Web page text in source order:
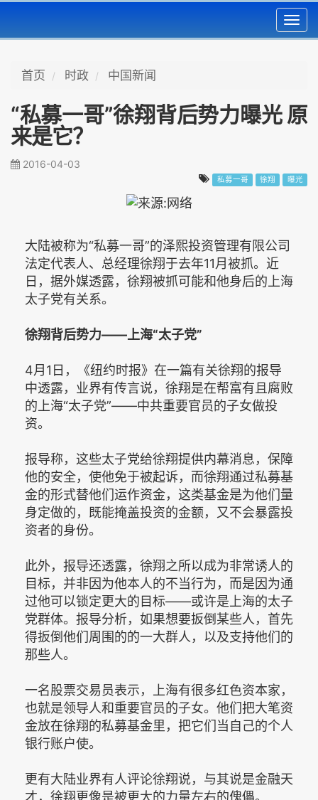
首页 时政 中国新闻
“私募一哥”徐翔背后势力曝光 原
来是它？
2016-04-03
私募一哥 徐翔 曝光
大陆被称为“私募一哥”的泽熙投资管理有限公司
法定代表人、总经理徐翔于去年11月被抓。近
日，据外媒透露，徐翔被抓可能和他身后的上海
太子党有关系。
徐翔背后势力——上海“太子党”
4月1日，《纽约时报》在一篇有关徐翔的报导
中透露，业界有传言说，徐翔是在帮富有且腐败
的上海“太子党”——中共重要官员的子女做投
资。
报导称，这些太子党给徐翔提供内幕消息，保障
他的安全，使他免于被起诉，而徐翔通过私募基
金的形式替他们运作资金，这类基金是为他们量
身定做的，既能掩盖投资的金额，又不会暴露投
资者的身份。
此外，报导还透露，徐翔之所以成为非常诱人的
目标，并非因为他本人的不当行为，而是因为通
过他可以锁定更大的目标——或许是上海的太子
党群体。报导分析，如果想要扳倒某些人，首先
得扳倒他们周围的的一大群人，以及支持他们的
那些人。
一名股票交易员表示，上海有很多红色资本家，
也就是领导人和重要官员的子女。他们把大笔资
金放在徐翔的私募基金里，把它们当自己的个人
银行账户使。
更有大陆业界有人评论徐翔说，与其说是金融天
才，徐翔更像是被更大的力量左右的傀儡。